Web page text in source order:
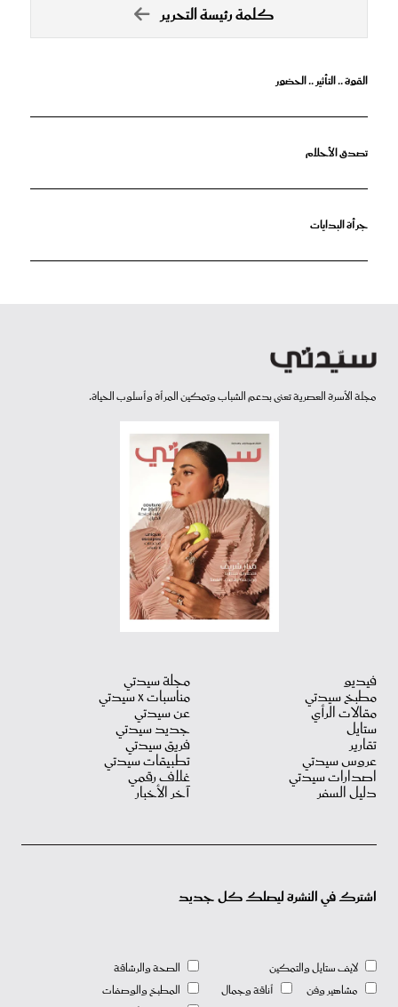
كلمة رئيسة التحرير
القوة .. التأثير .. الحضور
تصدق الأحلام
جرأة البدايات
مجلة الأسرة العصرية تعنى بدعم الشباب وتمكين المرأة وأسلوب الحياة.
فيديو
مطبخ سيدتي
مقالات الرأي
ستايل
تقارير
عروس سيدتي
اصدارات سيدتي
دليل السفر
مجلة سيدتي
مناسبات X سيدتي
عن سيدتي
جديد سيدتي
فريق سيدتي
تطبيقات سيدتي
غلاف رقمي
آخر الأخبار
اشترك في النشرة ليصلك كل جديد
لايف ستايل والتمكين
مشاهير وفن
أناقة وجمال
الصحة والرشاقة
المطبخ والوصفات